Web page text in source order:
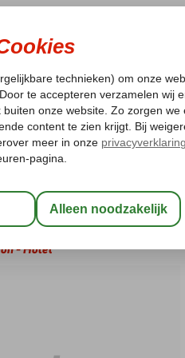
LAST MINUTES
Laagsteprijsgarantie* Geen
Lixouri Cephalonia Palace
-Hotel